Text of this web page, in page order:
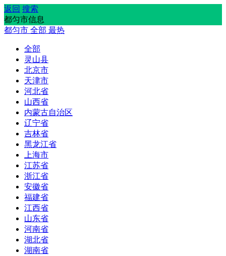
返回 搜索
都匀市信息
都匀市 全部 最热
全部
灵山县
北京市
天津市
河北省
山西省
内蒙古自治区
辽宁省
吉林省
黑龙江省
上海市
江苏省
浙江省
安徽省
福建省
江西省
山东省
河南省
湖北省
湖南省